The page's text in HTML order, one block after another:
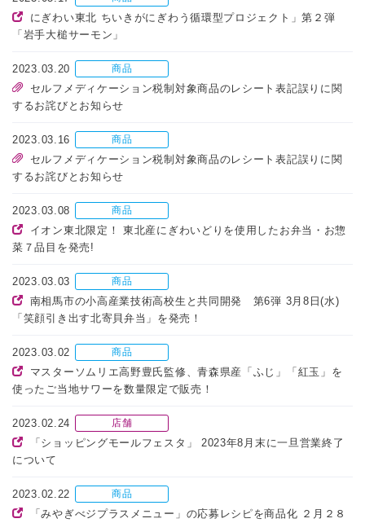
にぎわい東北 ちいきがにぎわう循環型プロジェクト」第２弾
「岩手大槌サーモン」
2023.03.20 商品
セルフメディケーション税制対象商品のレシート表記誤りに関
するお詫びとお知らせ
2023.03.16 商品
セルフメディケーション税制対象商品のレシート表記誤りに関
するお詫びとお知らせ
2023.03.08 商品
イオン東北限定！ 東北産にぎわいどりを使用したお弁当・お惣
菜７品目を発売!
2023.03.03 商品
南相馬市の小高産業技術高校生と共同開発 第6弾 3月8日(水)
「笑顔引き出す北寄貝弁当」を発売！
2023.03.02 商品
マスターソムリエ高野豊氏監修、青森県産「ふじ」「紅玉」を
使ったご当地サワーを数量限定で販売！
2023.02.24 店舗
「ショッピングモールフェスタ」 2023年8月末に一旦営業終了
について
2023.02.22 商品
「みやぎべジプラスメニュー」の応募レシピを商品化 ２月２８